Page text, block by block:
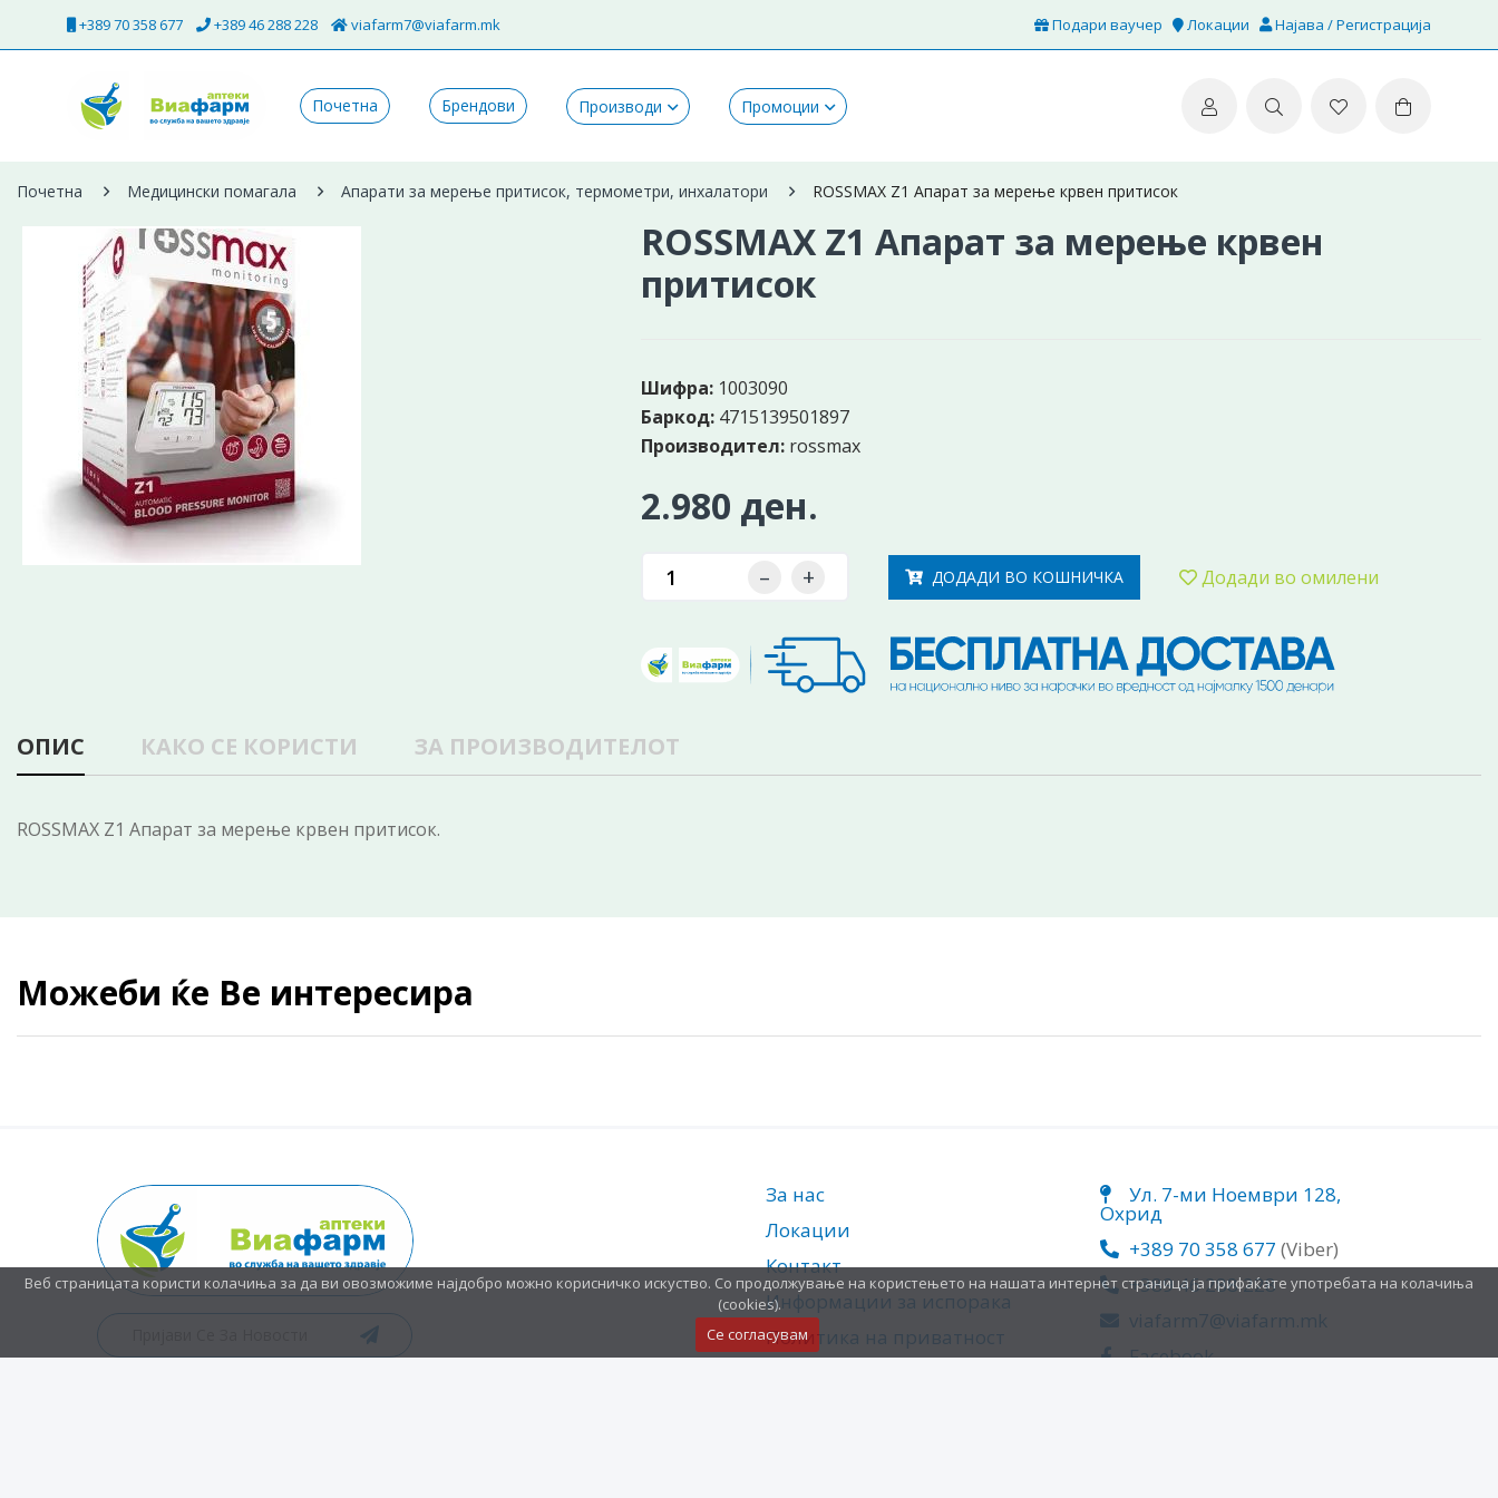
+389 70 358 677 +389 46 288 228 viafarm7@viafarm.mk Подари ваучер Локации Најава / Регистрација
Почетна Брендови Производи Промоции
Почетна Медицински помагала Апарати за мерење притисок, термометри, инхалатори ROSSMAX Z1 Апарат за мерење крвен притисок
ROSSMAX Z1 Апарат за мерење крвен
притисок
Шифра: 1003090
Баркод: 4715139501897
Производител: rossmax
2.980 ден.
– + ДОДАДИ ВО КОШНИЧКА Додади во омилени
ОПИС КАКО СЕ КОРИСТИ ЗА ПРОИЗВОДИТЕЛОТ
ROSSMAX Z1 Апарат за мерење крвен притисок.
Можеби ќе Ве интересира
Веб страницата користи колачиња за да ви овозможиме најдобро можно корисничко искуство. Со продолжување на користењето на нашата интернет страница ја прифаќате употребата на колачиња
(cookies).
Се согласувам
За нас
Локации
Контакт
Информации за испорака
Политика на приватност
Ул. 7-ми Ноември 128,
Охрид
+389 70 358 677 (Viber)
+389 46 288 228
viafarm7@viafarm.mk
Facebook